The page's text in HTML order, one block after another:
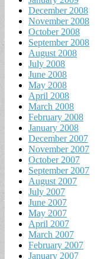
December 2008
November 2008
October 2008
September 2008
August 2008
July 2008
June 2008
May 2008
April 2008
March 2008
February 2008
January 2008
December 2007
November 2007
October 2007
September 2007
August 2007
July 2007
June 2007
May 2007
April 2007
March 2007
February 2007
January 2007